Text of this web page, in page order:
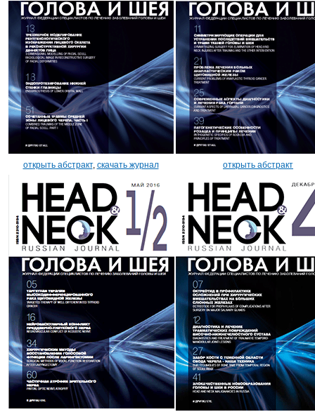
открыть абстракт, скачать журнал открыть абстракт